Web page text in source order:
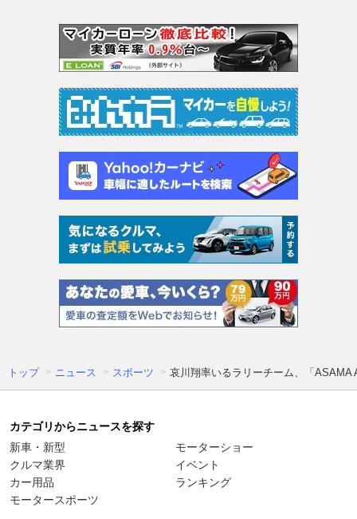
トップ ニュース スポーツ 哀川翔率いるラリーチーム、「ASAMA
カテゴリからニュースを探す
新車・新型
クルマ業界
カー用品
モータースポーツ
モーターショー
イベント
ランキング